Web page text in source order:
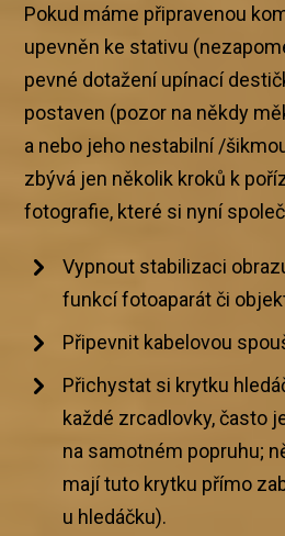
Pokud máme připravenou
upevněn ke stativu
pevné dotažení upínací
postaven (pozor na někdy
a nebo jeho nestabilní /
zbývá jen několik kroků k
fotografie, které si nyní
Vypnout stabilizaci
funkcí fotoaparát či
Připevnit kabelovou
Přichystat si krytku
každé zrcadlovky, často
na samotném popruhu;
mají tuto krytku přímo
u hledáčku).